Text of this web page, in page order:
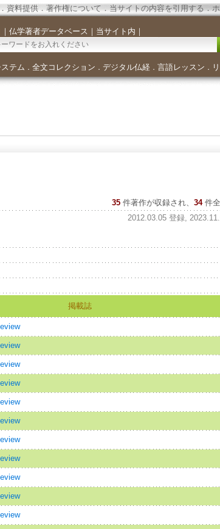
資料提供．著作権について．当サイトの内容を引用する．
｜ 仏学著者データベース ｜ 当サイト内 ｜
テム ． 全文コレクション ． デジタル仏経． 言語レッスン ．
35 件著作が収録され、 34件
2012.03.05 登録,
掲載誌